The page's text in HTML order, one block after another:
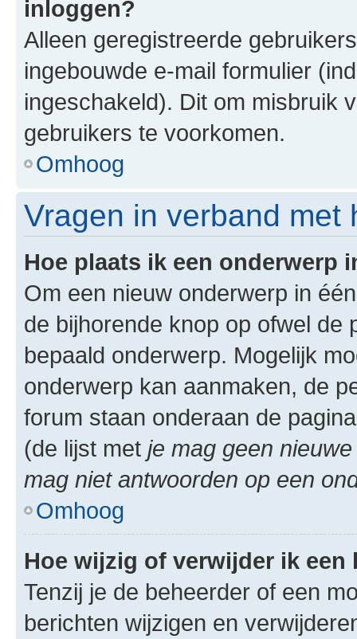
inloggen?
Alleen geregistreerde
ingebouwde e-mail formulier
ingeschakeld). Dit om misbruik
gebruikers te voorkomen.
Omhoog
Vragen in verband met
Hoe plaats ik een onderwerp
Om een nieuw onderwerp in
de bijhorende knop op ofwel de
bepaald onderwerp. Mogelijk
onderwerp kan aanmaken, de
forum staan onderaan de
(de lijst met je mag geen
mag niet antwoorden op een
Omhoog
Hoe wijzig of verwijder ik een
Tenzij je de beheerder of een
berichten wijzigen en